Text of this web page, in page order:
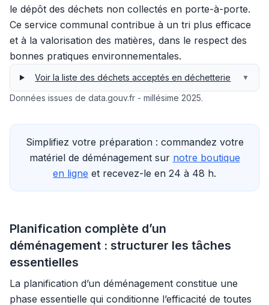
le dépôt des déchets non collectés en porte-à-porte.
Ce service communal contribue à un tri plus efficace
et à la valorisation des matières, dans le respect des
bonnes pratiques environnementales.
Voir la liste des déchets acceptés en déchetterie ▼
Données issues de data.gouv.fr - millésime 2025.
Simplifiez votre préparation : commandez votre
matériel de déménagement sur notre boutique
en ligne et recevez-le en 24 à 48 h.
Planification complète d’un
déménagement : structurer les tâches
essentielles
La planification d’un déménagement constitue une
phase essentielle qui conditionne l’efficacité de toutes